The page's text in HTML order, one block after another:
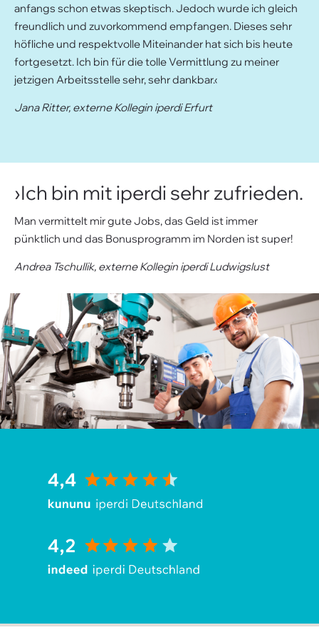
anfangs schon etwas skeptisch. Jedoch wurde ich gleich
freundlich und zuvorkommend empfangen. Dieses sehr
höfliche und respektvolle Miteinander hat sich bis heute
fortgesetzt. Ich bin für die tolle Vermittlung zu meiner
jetzigen Arbeitsstelle sehr, sehr dankbar.‹
Jana Ritter, externe Kollegin iperdi Erfurt
›Ich bin mit iperdi sehr zufrieden.
Man vermittelt mir gute Jobs, das Geld ist immer
pünktlich und das Bonusprogramm im Norden ist super!
Andrea Tschullik, externe Kollegin iperdi Ludwigslust